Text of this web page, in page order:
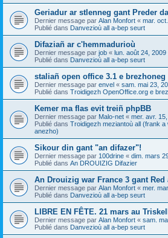
Geriadur ar stlenneg gant Preder
Dernier message par Alan Monfort « mar.
Publié dans Danvezioù all a-bep seurt
Difaziañ ar c'hemmadurioù
Dernier message par job « lun. août 24, 2009
Publié dans Danvezioù all a-bep seurt
staliañ open office 3.1 e brezhoneg
Dernier message par envel « sam. mai 23,
Publié dans Troidigezh OpenOffice.org e
Kemer ma flas evit treiñ phpBB
Dernier message par Malo-net « mer. avr.
Publié dans Troidigezh meziantoù all (frank
anezho)
Sikour din gant "an difazer"!
Dernier message par 100drine « dim. mars
Publié dans An DROUIZIG Difazier
An Drouizig war France 3 gant Red
Dernier message par Alan Monfort « mer.
Publié dans Danvezioù all a-bep seurt
LIBRE EN FÊTE. 21 mars au
Dernier message par Alan Monfort « sam.
Publié dans Danvezioù all a-bep seurt